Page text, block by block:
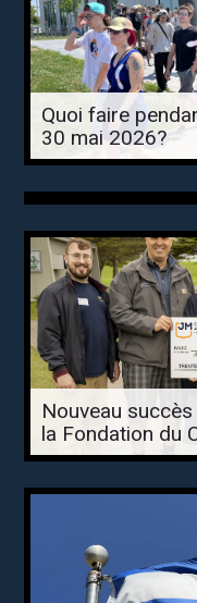
Quoi faire
30 mai 2026?
Nouveau
la Fondation du